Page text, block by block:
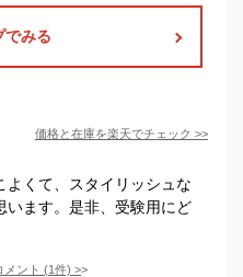
でみる
価格と在庫を楽天でチェック >>
よくて、スタイリッシュな
います。是非、受験用にど
ント (1件) >